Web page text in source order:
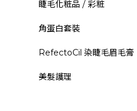
睫毛化粧品 / 彩粧
角蛋白套裝
RefectoCil 染睫毛眉毛膏
美髮護理